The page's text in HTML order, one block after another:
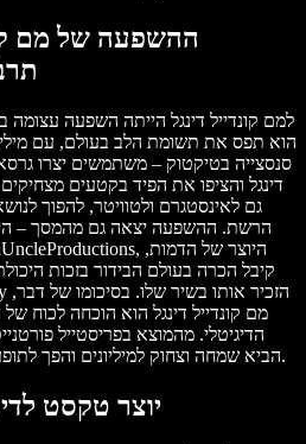
ההשפעה של מם
למם קונדייל דינגל הייתה השפעה
הוא תפס את תשומת הלב בעולם, עם
סנסצייה בטיקטוק – משתמשים יצרו
דינגל והציפו את הפיד בקטעים
גם לאינסטגרם ולטוויטר, להפוך
הרשת. ההשפעה יצאה גם מהמסך –
קיבל הכרה בעולם הבידור בזכות
מם קונדייל דינגל הוא הוכחה לכוח של
הדיגיטלי. מהמוצא בפריסטייל
הביא שמחה וצחוק למיליונים והפך לתופעה תרבותית שתיזכר עוד שנים.
יוצר טקסט